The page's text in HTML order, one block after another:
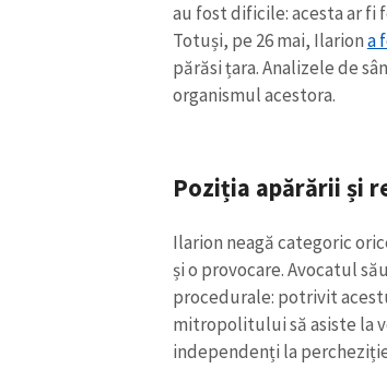
au fost dificile: acesta ar
Totuși, pe 26 mai, Ilariona
părăsi țara. Analizele de
organismul acestora.
Poziția apărării și
Ilarion neagă categoric
și o provocare. Avocatul
procedurale: potrivit
mitropolitului să asiste la
independenți la